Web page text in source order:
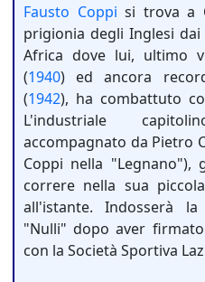
Fausto Coppi si trova a
prigionia degli Inglesi
Africa dove lui, ultimo
(1940) ed ancora
(1942), ha combattuto
L'industriale
accompagnato da Pietro
Coppi nella
correre nella sua
all'istante. Indosserà
"Nulli" dopo aver
con la Società Sportiva